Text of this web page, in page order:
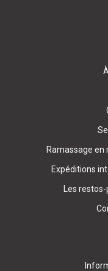
Ramassage
Expéditions
Les